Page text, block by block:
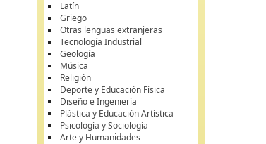
Latín
Griego
Otras lenguas extranjeras
Tecnología Industrial
Geología
Música
Religión
Deporte y Educación Física
Diseño e Ingeniería
Plástica y Educación Artística
Psicología y Sociología
Arte y Humanidades